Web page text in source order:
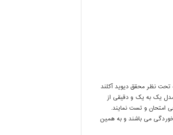
تحت نظر محقق دیوید آکلند
یک به یک و دقیقی از
امتحان و تست نمایند.
خوردگی می باشند و به همین